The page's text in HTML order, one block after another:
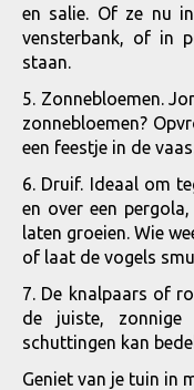
en salie. Of ze nu
vensterbank, of in
staan.
5. Zonnebloemen.
zonnebloemen?
een feestje in de
6. Druif. Ideaal om
en over een
laten groeien. Wie
of laat de vogels
7. De knalpaars of
de juiste,
schuttingen kan
Geniet van je tuin in